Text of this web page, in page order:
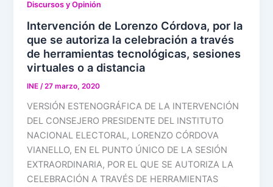
Discursos y Opinión
Intervención de Lorenzo Córdova, por la
que se autoriza la celebración a través
de herramientas tecnológicas, sesiones
virtuales o a distancia
INE/27 marzo, 2020
VERSIÓN ESTENOGRÁFICA DE LA INTERVENCIÓN
DEL CONSEJERO PRESIDENTE DEL INSTITUTO
NACIONAL ELECTORAL, LORENZO CÓRDOVA
VIANELLO, EN EL PUNTO ÚNICO DE LA SESIÓN
EXTRAORDINARIA, POR EL QUE SE AUTORIZA LA
CELEBRACIÓN A TRAVÉS DE HERRAMIENTAS